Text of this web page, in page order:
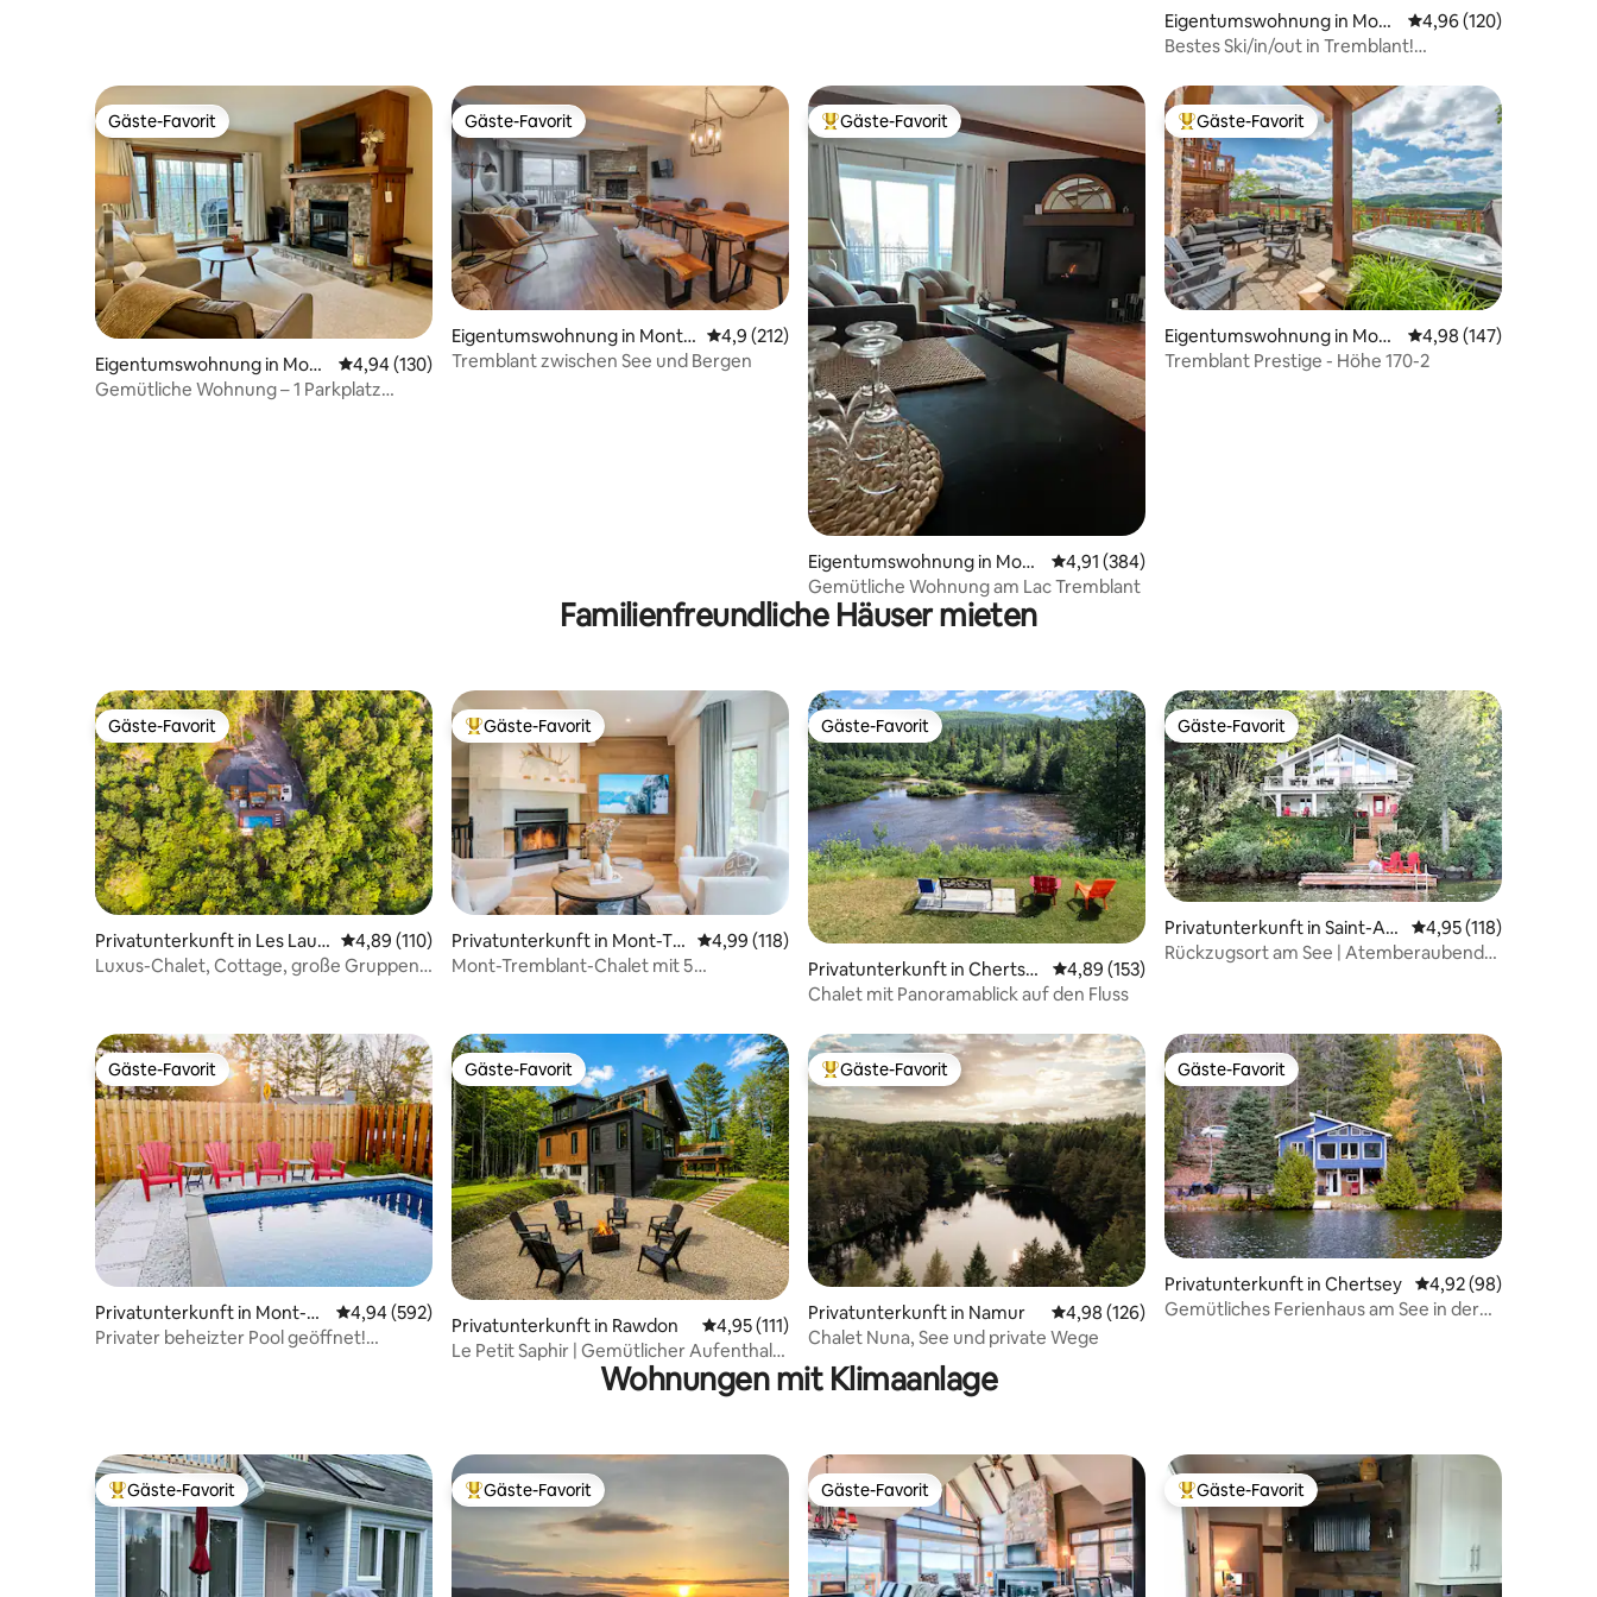
Eigentumswohnung in Mont
-Tremblant
Durchschnittliche
4,96 (120)
Bestes Ski/in/out in Tremblant!
Gäste-Favorit
Gäste-Favorit
Eigentumswohnung in Mont
-Tremblant
Durchschnittliche Bewertung: 4,94 von 5, 130 Bewertungen
4,94 (130)
Gemütliche Wohnung – 1 Parkplatz
Gäste-Favorit
Gäste-Favorit
Eigentumswohnung in Mont-
Tremblant
Durchschnittliche Bewertung: 4,9 von 5, 212 Bewertungen
4,9 (212)
Tremblant zwischen See und Bergen
Beliebter Gäste-Favorit.
Gäste-Favorit
Eigentumswohnung in Mont
-Tremblant
Durchschnittliche Bewertung: 4,91 von 5, 384 Bewertungen
4,91 (384)
Gemütliche Wohnung am Lac Tremblant
Beliebter Gäste-Favorit.
Gäste-Favorit
Eigentumswohnung in Mont
-Tremblant
Durchschnittliche
4,98 (147)
Tremblant Prestige - Höhe 170-2
Familienfreundliche Häuser mieten
Gäste-Favorit
Gäste-Favorit
Privatunterkunft in Les Laur
entides Regional County Mu
Durchschnittliche Bewertung: 4,89 von 5, 110 Bewertungen
4,89 (110)
Luxus-Chalet, Cottage, große Gruppen,
Beliebter Gäste-Favorit.
Gäste-Favorit
Privatunterkunft in Mont-Tr
emblant
Durchschnittliche Bewertung: 4,99 von 5, 118 Bewertungen
4,99 (118)
Mont-Tremblant-Chalet mit 5
Gäste-Favorit
Gäste-Favorit
Privatunterkunft in Chertse
y
Durchschnittliche Bewertung: 4,89 von 5, 153 Bewertungen
4,89 (153)
Chalet mit Panoramablick auf den Fluss
Gäste-Favorit
Gäste-Favorit
Privatunterkunft in Saint-Ad
olphe-d'Howard
Durchschnittliche
4,95 (118)
Rückzugsort am See | Atemberaubende
Gäste-Favorit
Gäste-Favorit
Privatunterkunft in Mont-Tr
emblant
Durchschnittliche Bewertung: 4,94 von 5, 592 Bewertungen
4,94 (592)
Privater beheizter Pool geöffnet!
Gäste-Favorit
Gäste-Favorit
Privatunterkunft in Rawdon Durchschnittliche Bewertung: 4,95 von 5, 111 Bewertungen
4,95 (111)
Le Petit Saphir | Gemütlicher Aufenthalt
mit Spa & Billardtisch
Beliebter Gäste-Favorit.
Gäste-Favorit
Privatunterkunft in Namur Durchschnittliche Bewertung: 4,98 von 5, 126 Bewertungen
4,98 (126)
Chalet Nuna, See und private Wege
Gäste-Favorit
Gäste-Favorit
Privatunterkunft in Chertsey Durchschnittliche
4,92 (98)
Gemütliches Ferienhaus am See in der
Wohnungen mit Klimaanlage
Beliebter Gäste-Favorit.
Gäste-Favorit Beliebter Gäste-Favorit.
Gäste-Favorit Gäste-Favorit
Gäste-Favorit Beliebter Gäste-Favorit.
Gäste-Favorit